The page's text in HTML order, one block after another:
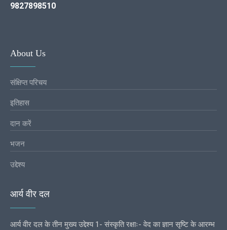
9827898510
About Us
संक्षिप्त परिचय
इतिहास
दान करें
भजन
उद्देश्य
आर्य वीर दल
आर्य वीर दल के तीन मुख्य उद्देश्य 1- संस्कृति रक्षाः- वेद का ज्ञान सृष्टि के आरम्भ